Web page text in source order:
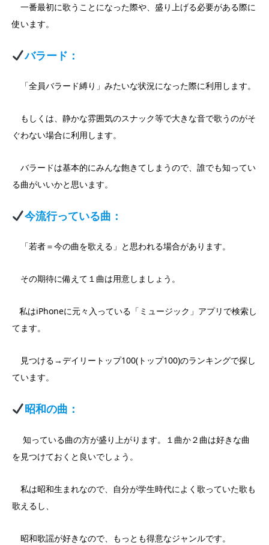
一番最初に歌うことになった際や、盛り上げる必要がある際に
使います。
バラード：
「全員バラード縛り」みたいな状況になった際に利用します。
もしくは、静かな雰囲気のスナック等で大きな音で歌うのがそ
ぐわない場合に利用します。
バラードは基本的にみんな飽きてしまうので、誰でも知ってい
る曲がいいかと思います。
今流行っている曲：
「若者＝今の曲を歌える」と思われる場合があります。
その期待に備えて１曲は用意しましょう。
私はiPhoneに元々入っている「ミュージック」アプリで検索し
てます。
見つける→デイリートップ100(トップ100)のランキングで探し
ています。
昭和の曲：
知っている曲の方が盛り上がります。１曲か２曲は好きな曲
を見つけておくと良いでしょう。
私は昭和生まれなので、自分が学生時代によく歌っていた歌も
歌えるし、
昭和歌謡が好きなので、もっとも得意なジャンルです。